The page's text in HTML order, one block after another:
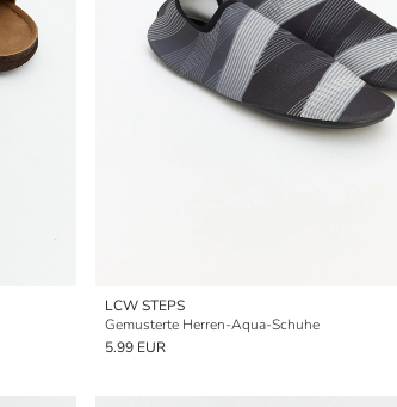
LCW STEPS
Gemusterte Herren-Aqua-Schuhe
5.99 EUR